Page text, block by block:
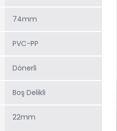
74mm
PVC-PP
Dönerli
Boş Delikli
22mm